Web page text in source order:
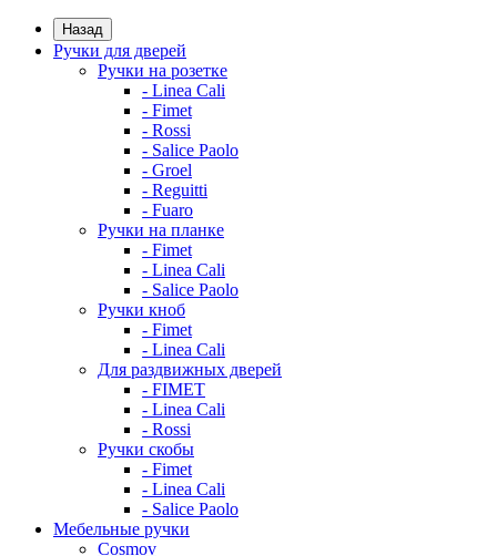
Назад
Ручки для дверей
Ручки на розетке
- Linea Cali
- Fimet
- Rossi
- Salice Paolo
- Groel
- Reguitti
- Fuaro
Ручки на планке
- Fimet
- Linea Cali
- Salice Paolo
Ручки кноб
- Fimet
- Linea Cali
Для раздвижных дверей
- FIMET
- Linea Cali
- Rossi
Ручки скобы
- Fimet
- Linea Cali
- Salice Paolo
Мебельные ручки
Cosmov